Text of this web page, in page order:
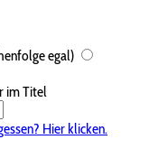
egal)
im Titel
Hier klicken.